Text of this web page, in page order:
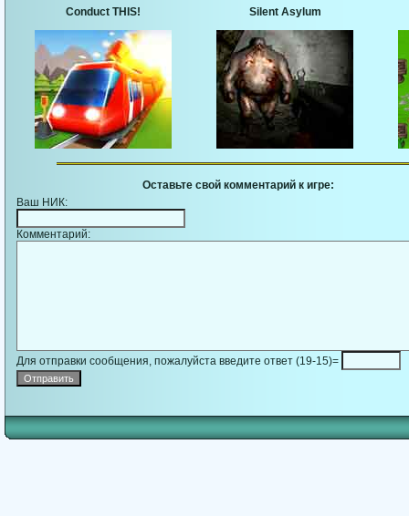
Conduct THIS! Silent Asylum
Оставьте свой комментарий к игре:
Ваш НИК:
Комментарий:
Для отправки сообщения, пожалуйста введите ответ (19-15)=